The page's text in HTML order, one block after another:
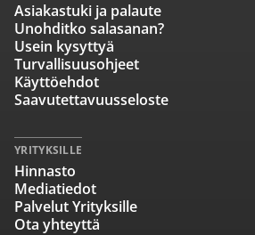
Asiakastuki ja palaute
Unohditko salasanan?
Usein kysyttyä
Turvallisuusohjeet
Käyttöehdot
Saavutettavuusseloste
YRITYKSILLE
Hinnasto
Mediatiedot
Palvelut Yrityksille
Ota yhteyttä